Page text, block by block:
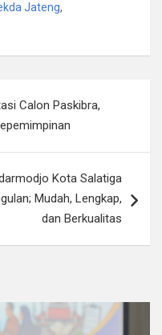
Jateng,
Calon Paskibra,
Kota Salatiga
Mudah, Lengkap,
dan Berkualitas